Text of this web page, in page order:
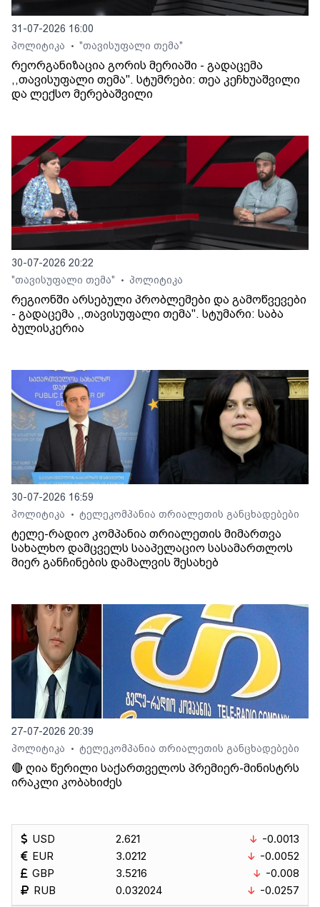
31-07-2026 16:00
პოლიტიკა
• "თავისუფალი თემა"
რეორგანიზაცია გორის მერიაში - გადაცემა
,,თავისუფალი თემა". სტუმრები: თეა კეჩხუაშვილი
და ლექსო მერებაშვილი
30-07-2026 20:22
"თავისუფალი თემა"
• პოლიტიკა
რეგიონში არსებული პრობლემები და გამოწვევები
- გადაცემა ,,თავისუფალი თემა". სტუმარი: საბა
ბულისკერია
30-07-2026 16:59
პოლიტიკა
• ტელეკომპანია თრიალეთის განცხადებები
ტელე-რადიო კომპანია თრიალეთის მიმართვა
სახალხო დამცველს სააპელაციო სასამართლოს
მიერ განჩინების დამალვის შესახებ
27-07-2026 20:39
პოლიტიკა
• ტელეკომპანია თრიალეთის განცხადებები
🔴 ღია წერილი საქართველოს პრემიერ-მინისტრს
ირაკლი კობახიძეს
USD
EUR
GBP
RUB
2.621
3.0212
3.5216
0.032024
-0.0013
-0.0052
-0.008
-0.0257